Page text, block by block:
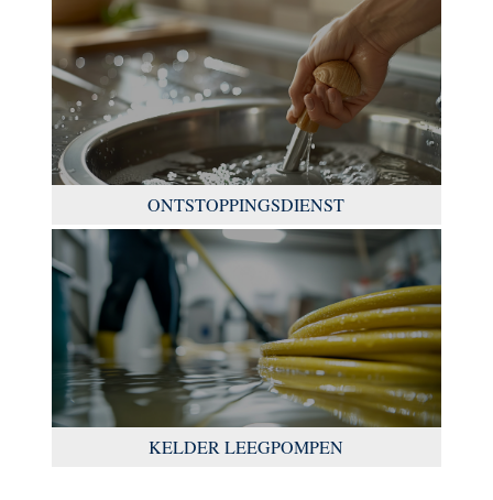
ONTSTOPPINGSDIENST
KELDER LEEGPOMPEN